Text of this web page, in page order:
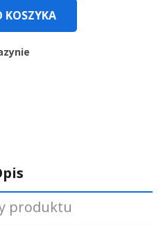
KOSZYKA
produktu